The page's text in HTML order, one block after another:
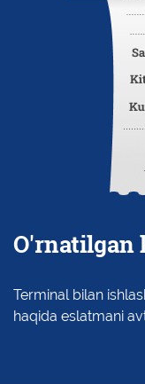
Terminal bilan
haqida eslatmani